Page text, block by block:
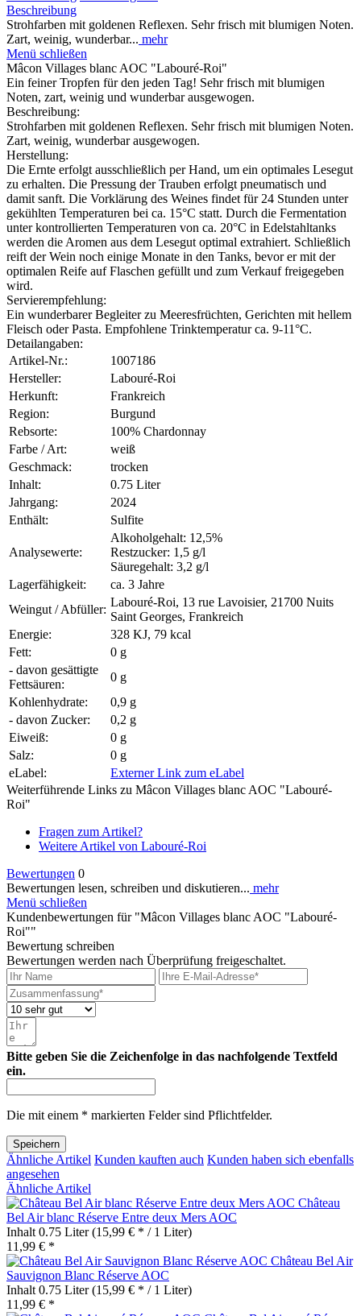
Beschreibung
Strohfarben mit goldenen Reflexen. Sehr frisch mit blumigen Noten.
Zart, weinig, wunderbar... mehr
Menü schließen
Mâcon Villages blanc AOC "Labouré-Roi"
Ein feiner Tropfen für den jeden Tag! Sehr frisch mit blumigen
Noten, zart, weinig und wunderbar ausgewogen.
Beschreibung:
Strohfarben mit goldenen Reflexen. Sehr frisch mit blumigen Noten.
Zart, weinig, wunderbar ausgewogen.
Herstellung:
Die Ernte erfolgt ausschließlich per Hand, um ein optimales Lesegut
zu erhalten. Die Pressung der Trauben erfolgt pneumatisch und
damit sanft. Die Vorklärung des Weines findet für 24 Stunden unter
gekühlten Temperaturen bei ca. 15°C statt. Durch die Fermentation
unter kontrollierten Temperaturen von ca. 20°C in Edelstahltanks
werden die Aromen aus dem Lesegut optimal extrahiert. Schließlich
reift der Wein noch einige Monate in den Tanks, bevor er mit der
optimalen Reife auf Flaschen gefüllt und zum Verkauf freigegeben
wird.
Servierempfehlung:
Ein wunderbarer Begleiter zu Meeresfrüchten, Gerichten mit hellem
Fleisch oder Pasta. Empfohlene Trinktemperatur ca. 9-11°C.
Detailangaben:
Artikel-Nr.:
1007186
Hersteller:
Labouré-Roi
Herkunft:
Frankreich
Region:
Burgund
Rebsorte:
100% Chardonnay
Farbe / Art:
weiß
Geschmack:
trocken
Inhalt:
0.75 Liter
Jahrgang:
2024
Enthält:
Sulfite
Analysewerte:
Alkoholgehalt: 12,5%
Restzucker: 1,5 g/l
Säuregehalt: 3,2 g/l
Lagerfähigkeit:
ca. 3 Jahre
Weingut / Abfüller:
Labouré-Roi, 13 rue Lavoisier, 21700 Nuits
Saint Georges, Frankreich
Energie:
328 KJ, 79 kcal
Fett:
0 g
- davon gesättigte
Fettsäuren:
0 g
Kohlenhydrate:
0,9 g
- davon Zucker:
0,2 g
Eiweiß:
0 g
Salz:
0 g
eLabel:
Externer Link zum eLabel
Weiterführende Links zu Mâcon Villages blanc AOC "Labouré-
Roi"
Fragen zum Artikel?
Weitere Artikel von Labouré-Roi
Bewertungen 0
Bewertungen lesen, schreiben und diskutieren... mehr
Menü schließen
Kundenbewertungen für "Mâcon Villages blanc AOC "Labouré-
Roi""
Bewertung schreiben
Bewertungen werden nach Überprüfung freigeschaltet.
Bitte geben Sie die Zeichenfolge in das nachfolgende Textfeld
ein.
Die mit einem * markierten Felder sind Pflichtfelder.
Speichern
Ähnliche Artikel Kunden kauften auch Kunden haben sich ebenfalls
angesehen
Ähnliche Artikel
Château
Bel Air blanc Réserve Entre deux Mers AOC
Inhalt 0.75 Liter(15,99 € * / 1 Liter)
11,99 € *
Château Bel Air
Sauvignon Blanc Réserve AOC
Inhalt 0.75 Liter(15,99 € * / 1 Liter)
11,99 € *